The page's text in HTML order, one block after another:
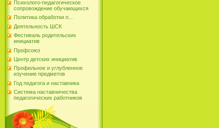
Психолого-педагогическое
сопровождение обучающихся
Политика обработки п...
Деятельность ШСК
Фестиваль родительских
инициатив
Профсоюз
Центр детских инициатив
Профильное и углубленное
изучение предметов
Год педагога и наставника
Система наставничества
педагогических работников